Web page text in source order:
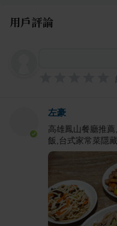
用戶評論
左豪
高雄鳳山餐廳推
飯,台式家常菜隱